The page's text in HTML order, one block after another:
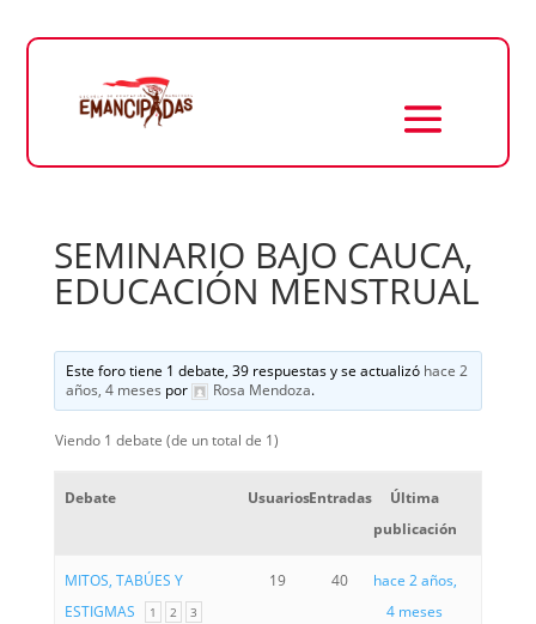
SEMINARIO BAJO CAUCA,
EDUCACIÓN MENSTRUAL
Este foro tiene 1 debate, 39 respuestas y se actualizó hace 2
años, 4 meses por Rosa Mendoza.
Viendo 1 debate (de un total de 1)
Debate UsuariosEntradas
Última
publicación
MITOS, TABÚES Y
ESTIGMAS
1 2 3
19 40
hace 2 años,
4 meses